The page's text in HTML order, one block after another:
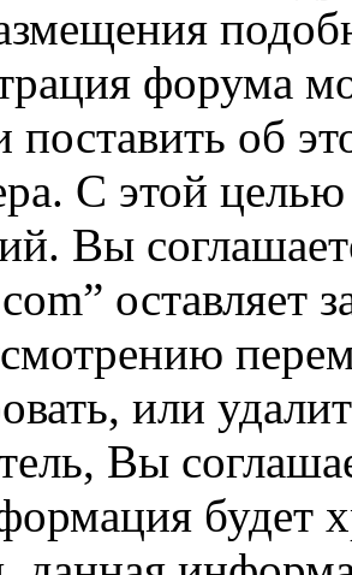
форума
поставить об
С этой
Вы
оставляет
или
Вы
будет